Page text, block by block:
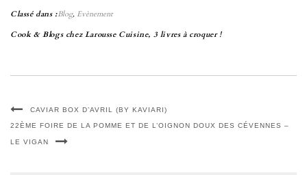
Classé dans :Blog, Evènement
Cook & Blogs chez Larousse Cuisine, 3 livres à croquer !
CAVIAR BOX D’AVRIL (BY KAVIARI)
22ÈME FOIRE DE LA POMME ET DE L’OIGNON DOUX DES CÉVENNES –
LE VIGAN